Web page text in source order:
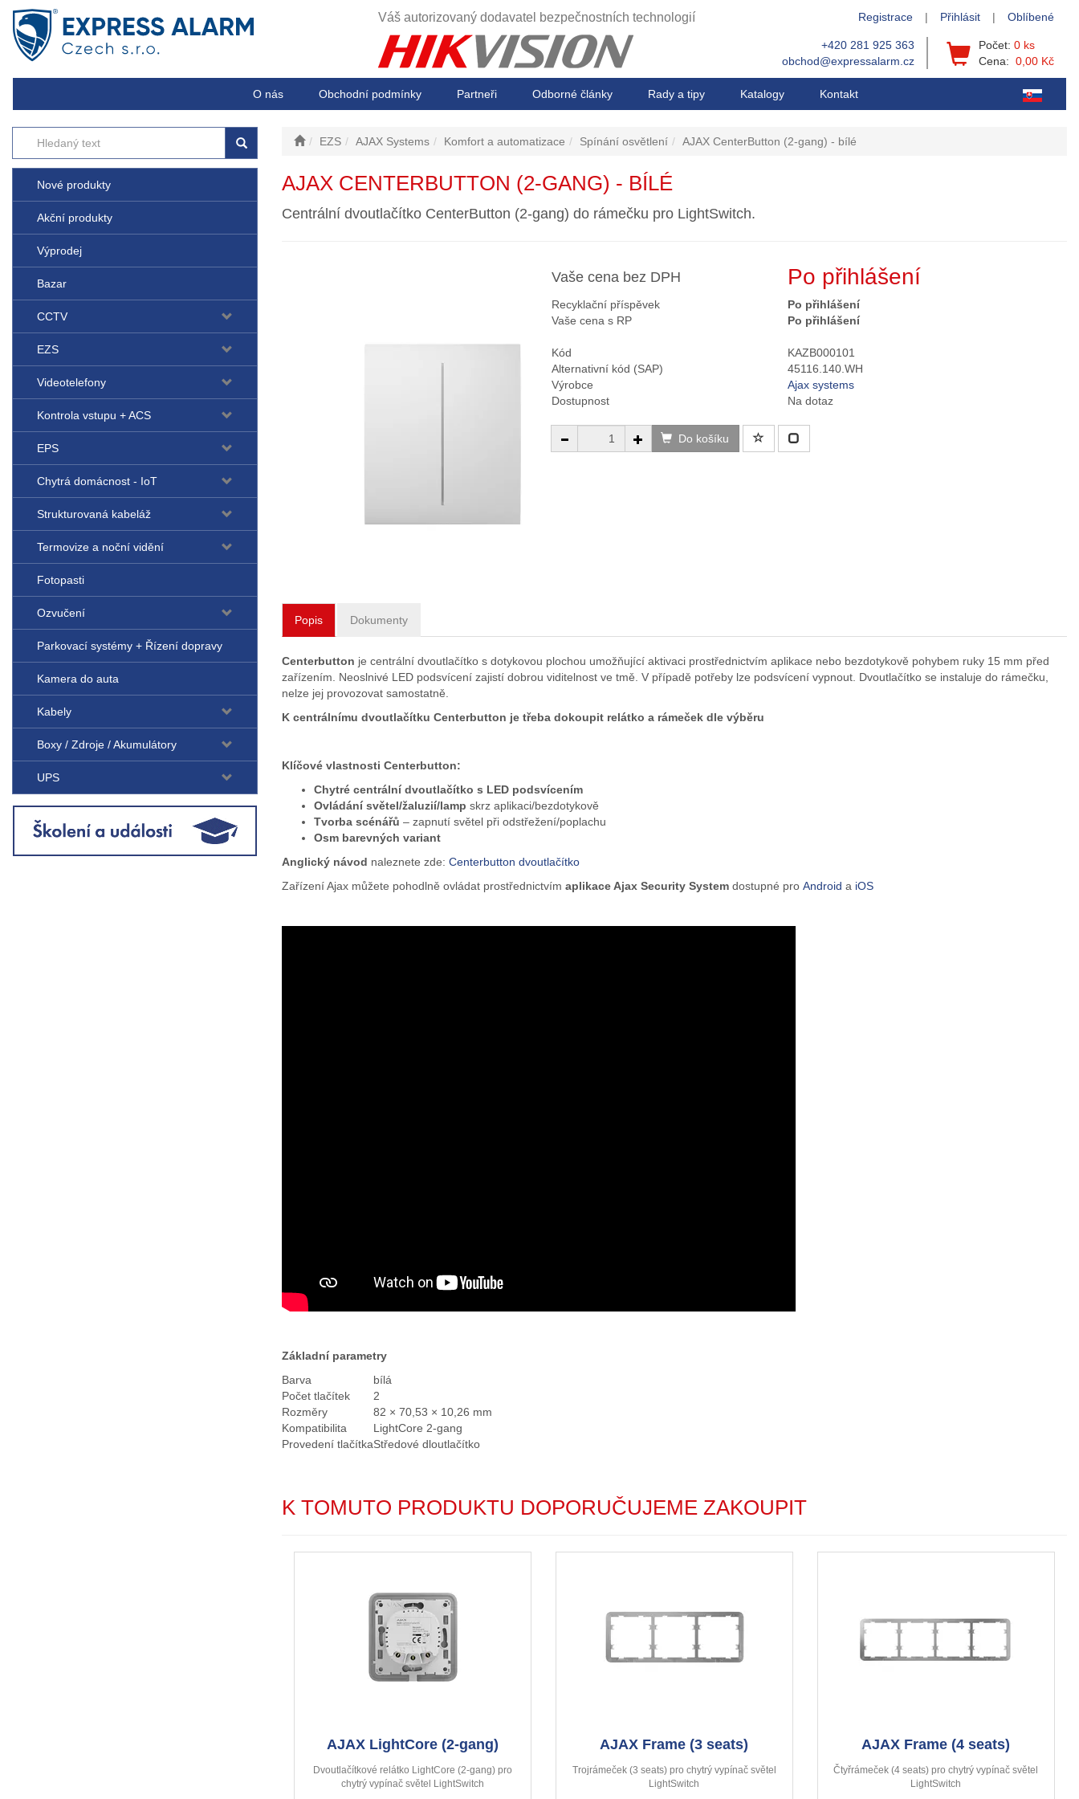
Váš autorizovaný dodavatel bezpečnostních technologií Registrace | Přihlásit | Oblíbené
+420 281 925 363
obchod@expressalarm.cz
Počet: 0 ks
Cena: 0,00 Kč
O nás Obchodní podmínky Partneři Odborné články Rady a tipy Katalogy Kontakt
Nové produkty
Akční produkty
Výprodej
Bazar
CCTV
EZS
Videotelefony
Kontrola vstupu + ACS
EPS
Chytrá domácnost - IoT
Strukturovaná kabeláž
Termovize a noční vidění
Fotopasti
Ozvučení
Parkovací systémy + Řízení dopravy
Kamera do auta
Kabely
Boxy / Zdroje / Akumulátory
UPS
EZS AJAX Systems Komfort a automatizace Spínání osvětlení AJAX CenterButton (2-gang) - bílé
AJAX CENTERBUTTON (2-GANG) - BÍLÉ
Centrální dvoutlačítko CenterButton (2-gang) do rámečku pro LightSwitch.
Vaše cena bez DPH Po přihlášení
Recyklační příspěvek
Po přihlášení
Vaše cena s RP
Po přihlášení
Kód
KAZB000101
Alternativní kód (SAP)
45116.140.WH
Výrobce
Ajax systems
Dostupnost
Na dotaz
Do košíku
Popis Dokumenty
Centerbutton je centrální dvoutlačítko s dotykovou plochou umožňující aktivaci prostřednictvím aplikace nebo bezdotykově pohybem ruky 15 mm před
zařízením. Neoslnivé LED podsvícení zajistí dobrou viditelnost ve tmě. V případě potřeby lze podsvícení vypnout. Dvoutlačítko se instaluje do rámečku,
nelze jej provozovat samostatně.
K centrálnímu dvoutlačítku Centerbutton je třeba dokoupit relátko a rámeček dle výběru
Klíčové vlastnosti Centerbutton:
Chytré centrální dvoutlačítko s LED podsvícením
Ovládání světel/žaluzií/lamp skrz aplikaci/bezdotykově
Tvorba scénářů – zapnutí světel při odstřežení/poplachu
Osm barevných variant
Anglický návod naleznete zde: Centerbutton dvoutlačítko
Zařízení Ajax můžete pohodlně ovládat prostřednictvím aplikace Ajax Security System dostupné pro Android a iOS
Základní parametry
Barva
bílá
Počet tlačítek
2
Rozměry
82 × 70,53 × 10,26 mm
Kompatibilita
LightCore 2-gang
Provedení tlačítkaStředové dloutlačítko
K TOMUTO PRODUKTU DOPORUČUJEME ZAKOUPIT
AJAX LightCore (2-gang)
Dvoutlačítkové relátko LightCore (2-gang) pro
chytrý vypínač světel LightSwitch
AJAX Frame (3 seats)
Trojrámeček (3 seats) pro chytrý vypínač světel
LightSwitch
AJAX Frame (4 seats)
Čtyřrámeček (4 seats) pro chytrý vypínač světel
LightSwitch